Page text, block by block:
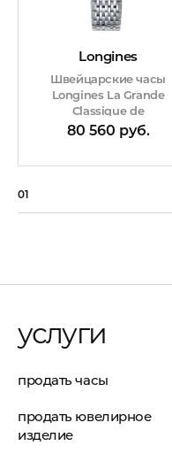
Longines
Швейцарские часы
Longines La Grande
Classique de
80 560 руб.
01
услуги
продать часы
продать ювелирное
изделие